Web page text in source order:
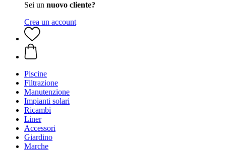
Sei un nuovo cliente?
Crea un account
Piscine
Filtrazione
Manutenzione
Impianti solari
Ricambi
Liner
Accessori
Giardino
Marche